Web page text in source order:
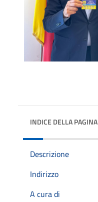
INDICE DELLA PAGINA
Descrizione
Indirizzo
A cura di